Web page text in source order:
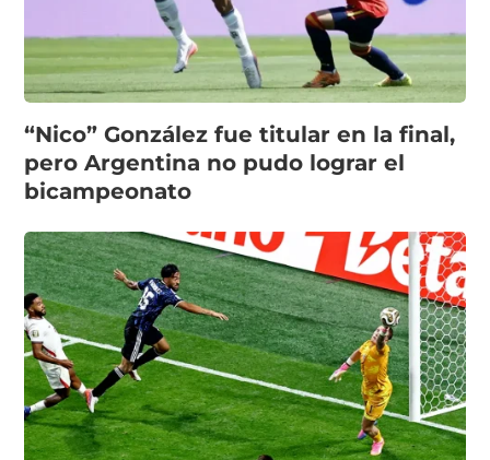
“Nico” González fue titular en la final,
pero Argentina no pudo lograr el
bicampeonato